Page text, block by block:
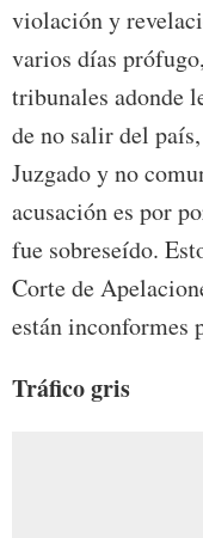
violación y
varios días
tribunales adonde
de no salir del
Juzgado y no
acusación es por
fue sobreseído.
Corte de
están inconformes
Tráfico gris